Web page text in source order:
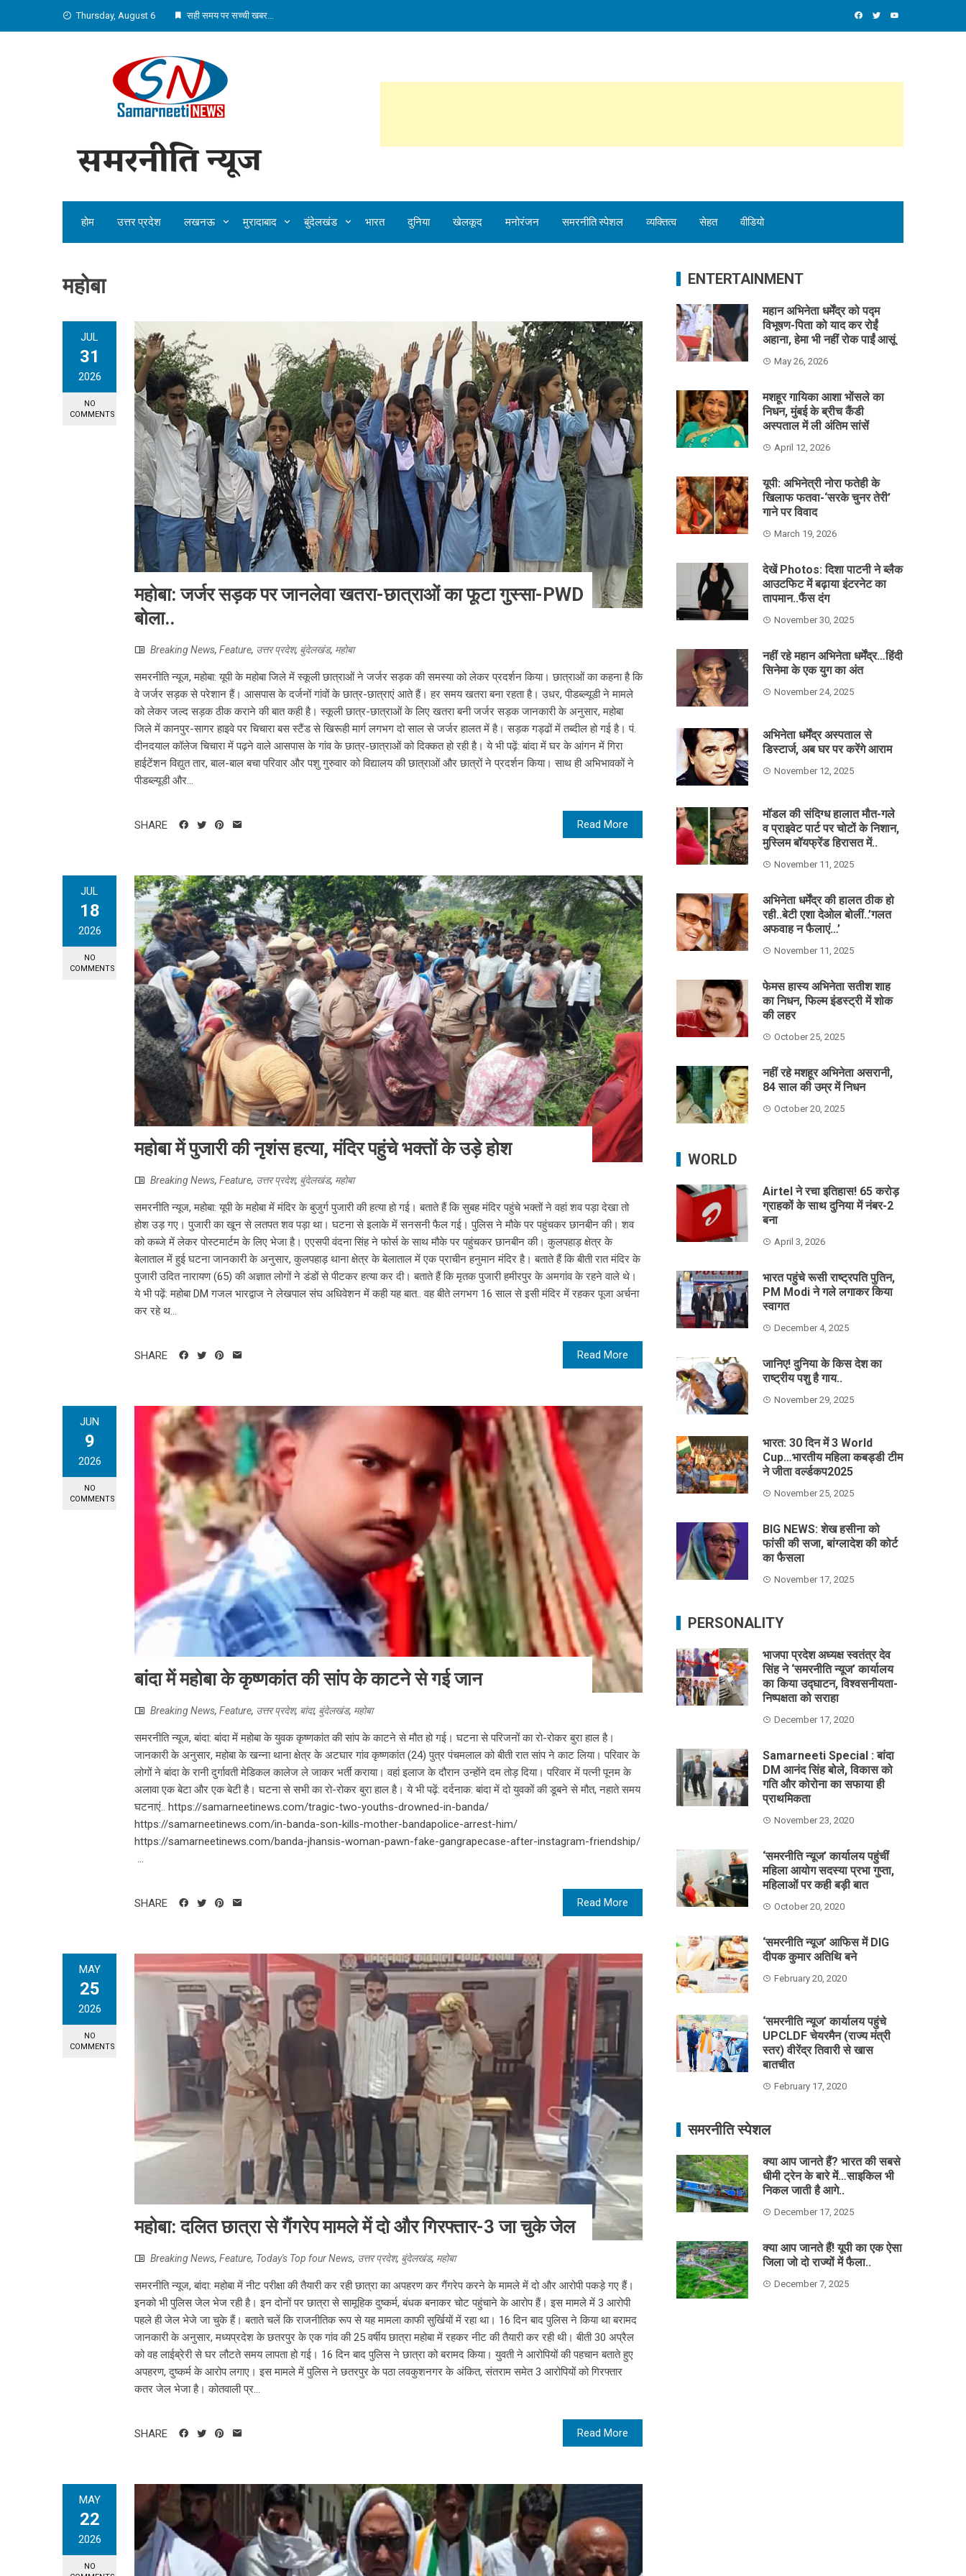
Thursday, August 6 सही समय पर सच्ची खबर...
होम उत्तर प्रदेश लखनऊ मुरादाबाद बुंदेलखंड भारत दुनिया खेलकूद मनोरंजन समरनीति स्पेशल व्यक्तित्व सेहत वीडियो
महोबा
JUL
31
2026
NO
COMMENTS
महोबा: जर्जर सड़क पर जानलेवा खतरा-छात्राओं का फूटा गुस्सा-PWD
बोला..
Breaking News, Feature, उत्तर प्रदेश, बुंदेलखंड, महोबा
समरनीति न्यूज, महोबा: यूपी के महोबा जिले में स्कूली छात्राओं ने जर्जर सड़क की समस्या को लेकर प्रदर्शन किया। छात्राओं का कहना है कि
वे जर्जर सड़क से परेशान हैं। आसपास के दर्जनों गांवों के छात्र-छात्राएं आते हैं। हर समय खतरा बना रहता है। उधर, पीडब्ल्यूडी ने मामले
को लेकर जल्द सड़क ठीक कराने की बात कही है। स्कूली छात्र-छात्राओं के लिए खतरा बनी जर्जर सड़क जानकारी के अनुसार, महोबा
जिले में कानपुर-सागर हाइवे पर चिचारा बस स्टैंड से खिरूही मार्ग लगभग दो साल से जर्जर हालत में है। सड़क गड्ढों में तब्दील हो गई है। पं.
दीनदयाल कॉलेज चिचारा में पढ़ने वाले आसपास के गांव के छात्र-छात्राओं को दिक्कत हो रही है। ये भी पढ़ें: बांदा में घर के आंगन में गिरा
हाईटेंशन विद्युत तार, बाल-बाल बचा परिवार और पशु गुरुवार को विद्यालय की छात्राओं और छात्रों ने प्रदर्शन किया। साथ ही अभिभावकों ने
पीडब्ल्यूडी और...
Read More
SHARE
JUL
18
2026
NO
COMMENTS
महोबा में पुजारी की नृशंस हत्या, मंदिर पहुंचे भक्तों के उड़े होश
Breaking News, Feature, उत्तर प्रदेश, बुंदेलखंड, महोबा
समरनीति न्यूज, महोबा: यूपी के महोबा में मंदिर के बुजुर्ग पुजारी की हत्या हो गई। बताते हैं कि सुबह मंदिर पहुंचे भक्तों ने वहां शव पड़ा देखा तो
होश उड़ गए। पुजारी का खून से लतपत शव पड़ा था। घटना से इलाके में सनसनी फैल गई। पुलिस ने मौके पर पहुंचकर छानबीन की। शव
को कब्जे में लेकर पोस्टमार्टम के लिए भेजा है। एएसपी वंदना सिंह ने फोर्स के साथ मौके पर पहुंचकर छानबीन की। कुलपहाड़ क्षेत्र के
बेलाताल में हुई घटना जानकारी के अनुसार, कुलपहाड़ थाना क्षेत्र के बेलाताल में एक प्राचीन हनुमान मंदिर है। बताते हैं कि बीती रात मंदिर के
पुजारी उदित नारायण (65) की अज्ञात लोगों ने डंडों से पीटकर हत्या कर दी। बताते हैं कि मृतक पुजारी हमीरपुर के अमगांव के रहने वाले थे।
ये भी पढ़ें: महोबा DM गजल भारद्वाज ने लेखपाल संघ अधिवेशन में कही यह बात.. वह बीते लगभग 16 साल से इसी मंदिर में रहकर पूजा अर्चना
कर रहे थ...
Read More
SHARE
JUN
9
2026
NO
COMMENTS
बांदा में महोबा के कृष्णकांत की सांप के काटने से गई जान
Breaking News, Feature, उत्तर प्रदेश, बांदा, बुंदेलखंड, महोबा
समरनीति न्यूज, बांदा: बांदा में महोबा के युवक कृष्णकांत की सांप के काटने से मौत हो गई। घटना से परिजनों का रो-रोकर बुरा हाल है।
जानकारी के अनुसार, महोबा के खन्ना थाना क्षेत्र के अटघार गांव कृष्णकांत (24) पुत्र पंचमलाल को बीती रात सांप ने काट लिया। परिवार के
लोगों ने बांदा के रानी दुर्गावती मेडिकल कालेज ले जाकर भर्ती कराया। वहां इलाज के दौरान उन्होंने दम तोड़ दिया। परिवार में पत्नी पूनम के
अलावा एक बेटा और एक बेटी है। घटना से सभी का रो-रोकर बुरा हाल है। ये भी पढ़ें: दर्दनाक: बांदा में दो युवकों की डूबने से मौत, नहाते समय
घटनाएं.. https://samarneetinews.com/tragic-two-youths-drowned-in-banda/
https://samarneetinews.com/in-banda-son-kills-mother-bandapolice-arrest-him/
https://samarneetinews.com/banda-jhansis-woman-pawn-fake-gangrapecase-after-instagram-friendship/
...
Read More
SHARE
MAY
25
2026
NO
COMMENTS
महोबा: दलित छात्रा से गैंगरेप मामले में दो और गिरफ्तार-3 जा चुके जेल
Breaking News, Feature, Today's Top four News, उत्तर प्रदेश, बुंदेलखंड, महोबा
समरनीति न्यूज, बांदा: महोबा में नीट परीक्षा की तैयारी कर रही छात्रा का अपहरण कर गैंगरेप करने के मामले में दो और आरोपी पकड़े गए हैं।
इनको भी पुलिस जेल भेज रही है। इन दोनों पर छात्रा से सामूहिक दुष्कर्म, बंधक बनाकर चोट पहुंचाने के आरोप हैं। इस मामले में 3 आरोपी
पहले ही जेल भेजे जा चुके हैं। बताते चलें कि राजनीतिक रूप से यह मामला काफी सुर्खियों में रहा था। 16 दिन बाद पुलिस ने किया था बरामद
जानकारी के अनुसार, मध्यप्रदेश के छतरपुर के एक गांव की 25 वर्षीय छात्रा महोबा में रहकर नीट की तैयारी कर रही थी। बीती 30 अप्रैल
को वह लाईब्रेरी से घर लौटते समय लापता हो गई। 16 दिन बाद पुलिस ने छात्रा को बरामद किया। युवती ने आरोपियों की पहचान बताते हुए
अपहरण, दुष्कर्म के आरोप लगाए। इस मामले में पुलिस ने छतरपुर के पठा लवकुशनगर के अंकित, संतराम समेत 3 आरोपियों को गिरफ्तार
कतर जेल भेजा है। कोतवाली प्र...
Read More
SHARE
MAY
22
2026
NO
ENTERTAINMENT
महान अभिनेता धर्मेंद्र को पद्म
विभूषण-पिता को याद कर रोईं
अहाना, हेमा भी नहीं रोक पाईं आसूं
May 26, 2026
मशहूर गायिका आशा भोंसले का
निधन, मुंबई के ब्रीच कैंडी
अस्पताल में ली अंतिम सांसें
April 12, 2026
यूपी: अभिनेत्री नोरा फतेही के
खिलाफ फतवा-‘सरके चुनर तेरी’
गाने पर विवाद
March 19, 2026
देखें Photos: दिशा पाटनी ने ब्लैक
आउटफिट में बढ़ाया इंटरनेट का
तापमान..फैंस दंग
November 30, 2025
नहीं रहे महान अभिनेता धर्मेंद्र…हिंदी
सिनेमा के एक युग का अंत
November 24, 2025
अभिनेता धर्मेंद्र अस्पताल से
डिस्टार्ज, अब घर पर करेंगे आराम
November 12, 2025
मॉडल की संदिग्ध हालात मौत-गले
व प्राइवेट पार्ट पर चोटों के निशान,
मुस्लिम बॉयफ्रेंड हिरासत में..
November 11, 2025
अभिनेता धर्मेंद्र की हालत ठीक हो
रही..बेटी एशा देओल बोलीं..’गलत
अफवाह न फैलाएं…’
November 11, 2025
फेमस हास्य अभिनेता सतीश शाह
का निधन, फिल्म इंडस्ट्री में शोक
की लहर
October 25, 2025
नहीं रहे मशहूर अभिनेता असरानी,
84 साल की उम्र में निधन
October 20, 2025
WORLD
Airtel ने रचा इतिहास! 65 करोड़
ग्राहकों के साथ दुनिया में नंबर-2
बना
April 3, 2026
भारत पहुंचे रूसी राष्ट्रपति पुतिन,
PM Modi ने गले लगाकर किया
स्वागत
December 4, 2025
जानिए! दुनिया के किस देश का
राष्ट्रीय पशु है गाय..
November 29, 2025
भारत: 30 दिन में 3 World
Cup…भारतीय महिला कबड्डी टीम
ने जीता वर्ल्डकप2025
November 25, 2025
BIG NEWS: शेख हसीना को
फांसी की सजा, बांग्लादेश की कोर्ट
का फैसला
November 17, 2025
PERSONALITY
भाजपा प्रदेश अध्यक्ष स्वतंत्र देव
सिंह ने ‘समरनीति न्यूज’ कार्यालय
का किया उद्घाटन, विश्वसनीयता-
निष्पक्षता को सराहा
December 17, 2020
Samarneeti Special : बांदा
DM आनंद सिंह बोले, विकास को
गति और कोरोना का सफाया ही
प्राथमिकता
November 23, 2020
‘समरनीति न्यूज’ कार्यालय पहुंचीं
महिला आयोग सदस्या प्रभा गुप्ता,
महिलाओं पर कही बड़ी बात
October 20, 2020
‘समरनीति न्यूज’ आफिस में DIG
दीपक कुमार अतिथि बने
February 20, 2020
‘समरनीति न्यूज’ कार्यालय पहुंचे
UPCLDF चेयरमैन (राज्य मंत्री
स्तर) वीरेंद्र तिवारी से खास
बातचीत
February 17, 2020
समरनीति स्पेशल
क्या आप जानते हैं? भारत की सबसे
धीमी ट्रेन के बारे में…साइकिल भी
निकल जाती है आगे..
December 17, 2025
क्या आप जानते हैं! यूपी का एक ऐसा
जिला जो दो राज्यों में फैला..
December 7, 2025